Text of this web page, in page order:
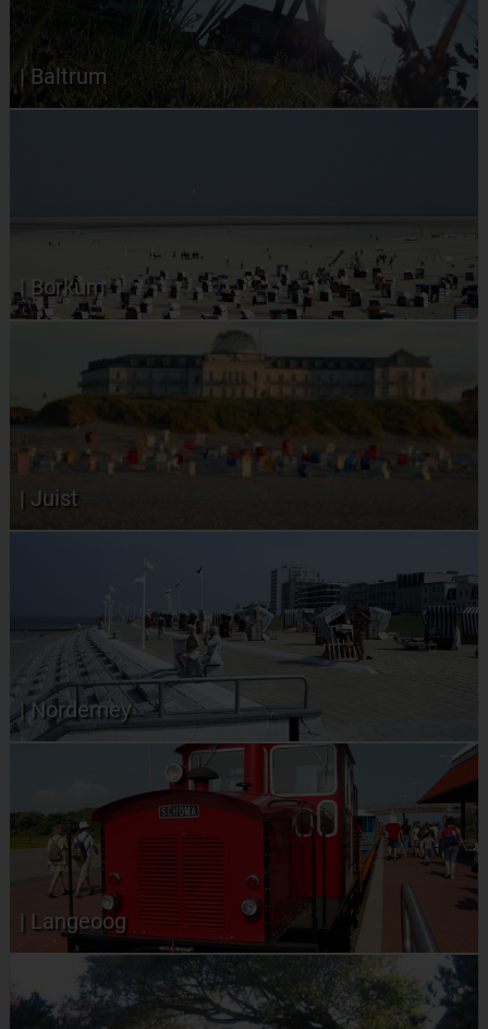
| Baltrum
| Borkum
| Juist
| Norderney
| Langeoog